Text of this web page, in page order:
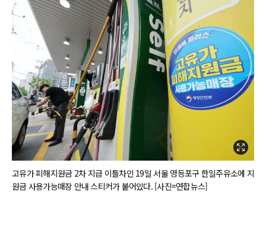
고유가 피해지원금 2차 지급 이틀차인 19일 서울 영등포구 한일주유소에 지
원금 사용가능매장 안내 스티커가 붙어있다. [사진=연합뉴스]